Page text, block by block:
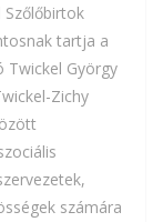
Szőlőbirtok
tartja a
Twickel György
Zichy
számára